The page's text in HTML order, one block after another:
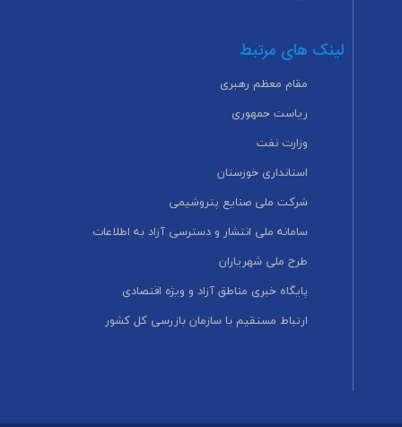
لینک های مرتبط
مقام معظم رهبری
ریاست جمهوری
وزارت نفت
استانداری خوزستان
شرکت ملی صنایع پتروشیمی
سامانه ملی انتشار و دسترسی آزاد به اطلاعات
طرح ملی شهریاران
پایگاه خبری مناطق آزاد و ویژه اقتصادی
ارتباط مستقیم با سازمان بازرسی کل کشور